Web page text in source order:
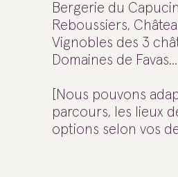
Bergerie du
Reboussiers,
Vignobles des 3
Domaines de Favas...
[Nous pouvons
parcours, les lieux
options selon vos